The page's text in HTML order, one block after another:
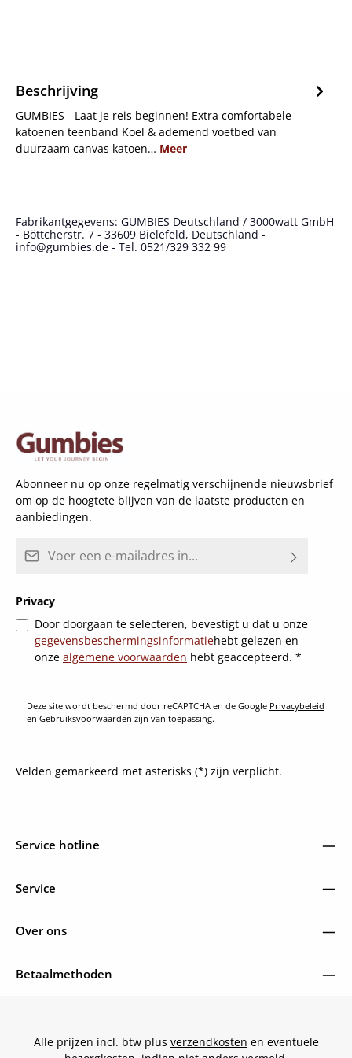
Beschrijving
GUMBIES - Laat je reis beginnen! Extra comfortabele
katoenen teenband Koel & ademend voetbed van
duurzaam canvas katoen… Meer
Fabrikantgegevens: GUMBIES Deutschland / 3000watt GmbH
- Böttcherstr. 7 - 33609 Bielefeld, Deutschland -
info@gumbies.de - Tel. 0521/329 332 99
Abonneer nu op onze regelmatig verschijnende nieuwsbrief
om op de hoogtete blijven van de laatste producten en
aanbiedingen.
Privacy
Door doorgaan te selecteren, bevestigt u dat u onze
gegevensbeschermingsinformatiehebt gelezen en
onze algemene voorwaarden hebt geaccepteerd. *
Deze site wordt beschermd door reCAPTCHA en de Google Privacybeleid
en Gebruiksvoorwaarden zijn van toepassing.
Velden gemarkeerd met asterisks (*) zijn verplicht.
Service hotline
Service
Over ons
Betaalmethoden
Alle prijzen incl. btw plus verzendkosten en eventuele